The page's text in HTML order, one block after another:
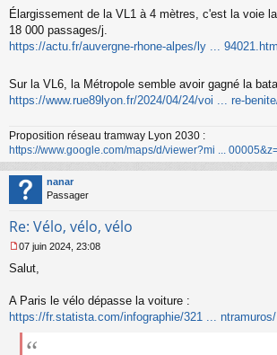
s
a
g
e
n
l
Élargissement de la VL1 à 4 mètres, c'est la voie
18 000 passages/j.
https://actu.fr/auvergne-rhone-alpes/ly ...
Sur la VL6, la Métropole semble avoir gagné la
https://www.rue89lyon.fr/2024/04/24/voi ... re-
Proposition réseau tramway Lyon 2030 :
https://www.google.com/maps/d/viewer?mi ...
nanar
Passager
Re: Vélo, vélo, vélo
e
s
g
07 juin 2024, 23:08
Salut,
A Paris le vélo dépasse la voiture :
https://fr.statista.com/infographie/321 ... ntramuros/